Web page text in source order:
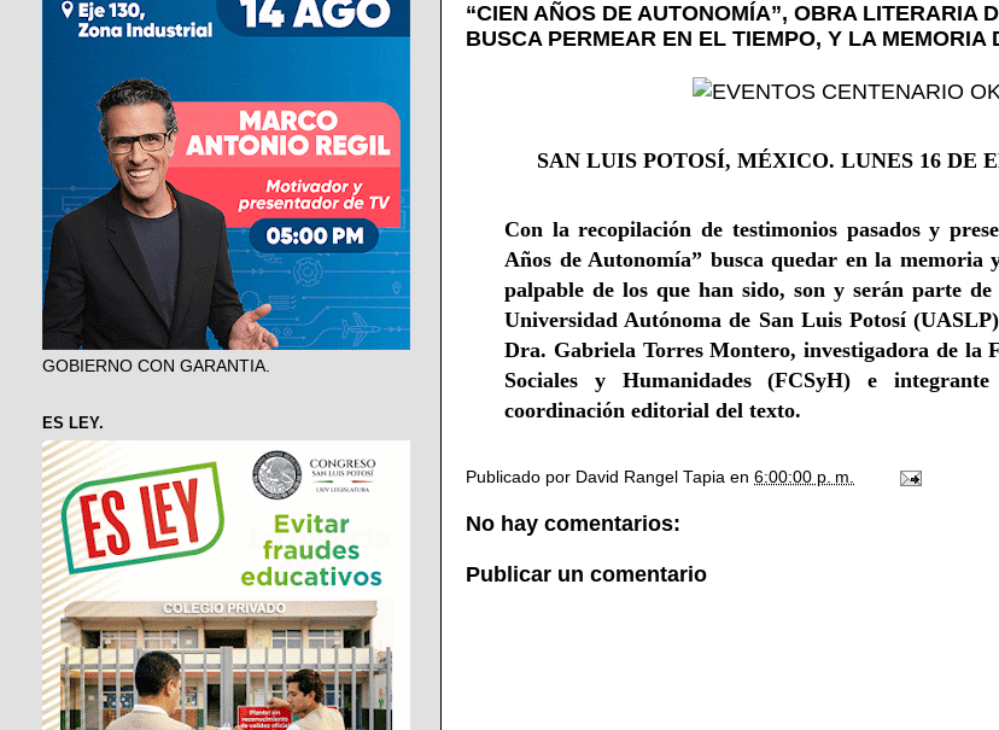
“CIEN AÑOS DE AUTONOMÍA”, OBRA LITERARIA
BUSCA PERMEAR EN EL TIEMPO, Y LA MEMORIA
SAN LUIS POTOSÍ, MÉXICO. LUNES 16 DE
Con la recopilación de testimonios pasados y
Años de Autonomía” busca quedar en la memoria
palpable de los que han sido, son y serán parte
Universidad Autónoma de San Luis Potosí
Dra. Gabriela Torres Montero, investigadora de la
Sociales y Humanidades (FCSyH) e
coordinación editorial del texto.
Publicado por David Rangel Tapia en 6:00:00 p. m.
No hay comentarios:
Publicar un comentario
GOBIERNO CON GARANTIA.
ES LEY.